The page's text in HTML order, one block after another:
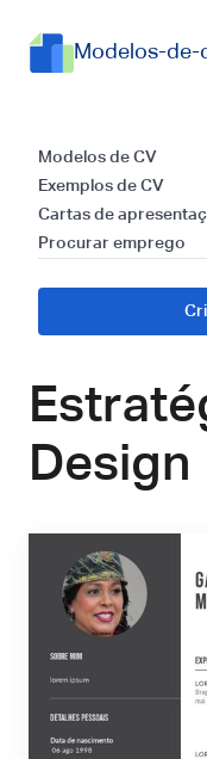
Modelos-de-
Modelos de CV
Exemplos de CV
Cartas de
Procurar emprego
de
Design